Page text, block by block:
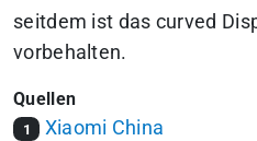
seitdem ist das curved
vorbehalten.
Quellen
1 Xiaomi China